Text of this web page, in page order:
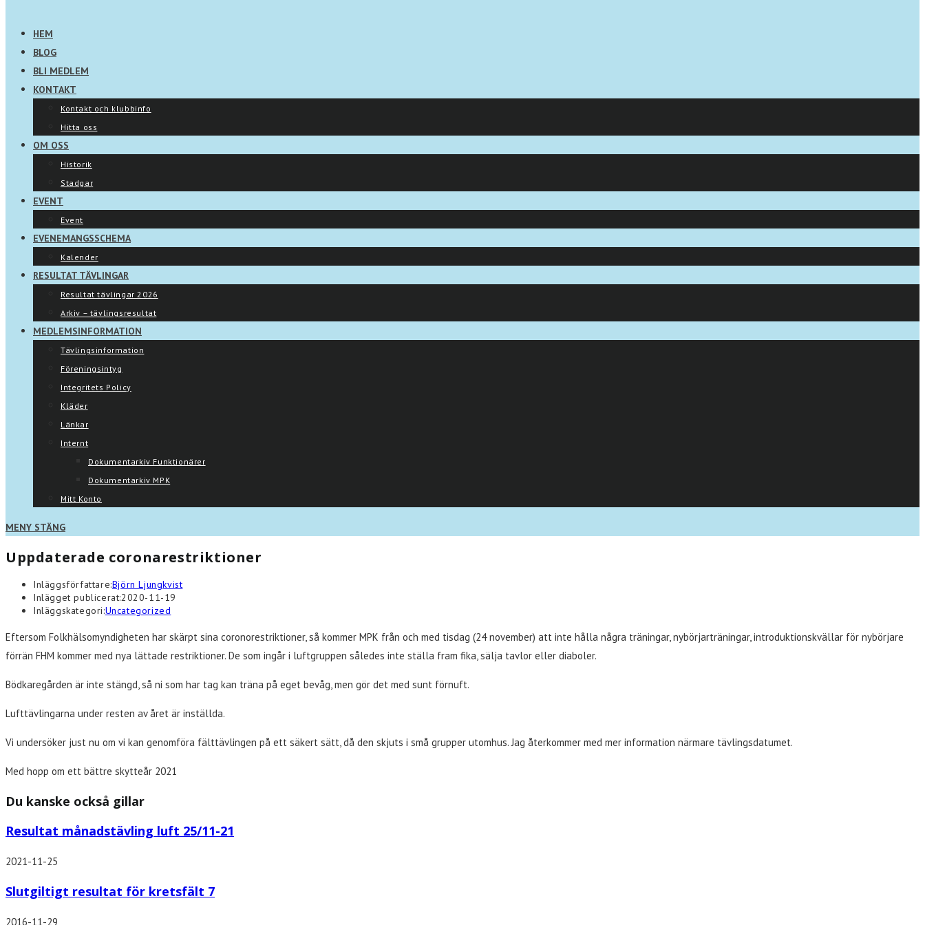
HEM
BLOG
BLI MEDLEM
KONTAKT
Kontakt och klubbinfo
Hitta oss
OM OSS
Historik
Stadgar
EVENT
Event
EVENEMANGSSCHEMA
Kalender
RESULTAT TÄVLINGAR
Resultat tävlingar 2026
Arkiv – tävlingsresultat
MEDLEMSINFORMATION
Tävlingsinformation
Föreningsintyg
Integritets Policy
Kläder
Länkar
Internt
Dokumentarkiv Funktionärer
Dokumentarkiv MPK
Mitt Konto
MENY STÄNG
Uppdaterade coronarestriktioner
Inläggsförfattare:Björn Ljungkvist
Inlägget publicerat:2020-11-19
Inläggskategori:Uncategorized
Eftersom Folkhälsomyndigheten har skärpt sina coronorestriktioner, så kommer MPK från och med tisdag (24 november) att inte hålla några träningar, nybörjarträningar, introduktionskvällar för nybörjare
förrän FHM kommer med nya lättade restriktioner. De som ingår i luftgruppen således inte ställa fram fika, sälja tavlor eller diaboler.
Bödkaregården är inte stängd, så ni som har tag kan träna på eget bevåg, men gör det med sunt förnuft.
Lufttävlingarna under resten av året är inställda.
Vi undersöker just nu om vi kan genomföra fälttävlingen på ett säkert sätt, då den skjuts i små grupper utomhus. Jag återkommer med mer information närmare tävlingsdatumet.
Med hopp om ett bättre skytteår 2021
Du kanske också gillar
Resultat månadstävling luft 25/11-21
2021-11-25
Slutgiltigt resultat för kretsfält 7
2016-11-29